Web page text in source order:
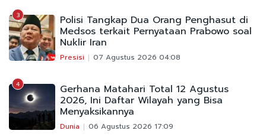
3 Polisi Tangkap Dua Orang Penghasut di
Medsos terkait Pernyataan Prabowo soal
Nuklir Iran
Presisi 07 Agustus 2026 04:08
4 Gerhana Matahari Total 12 Agustus
2026, Ini Daftar Wilayah yang Bisa
Menyaksikannya
Dunia 06 Agustus 2026 17:09